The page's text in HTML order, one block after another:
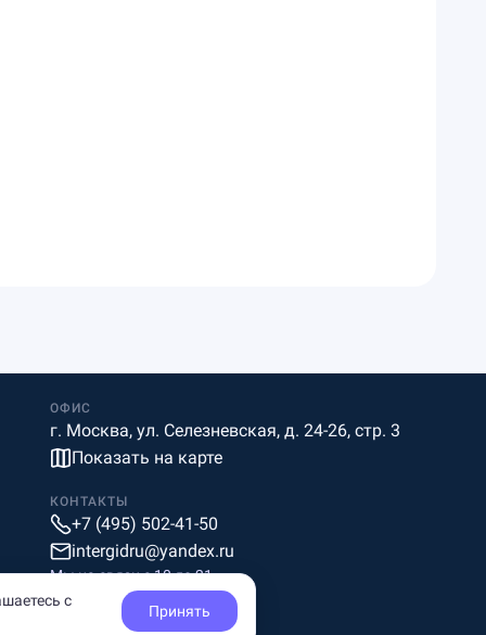
ОФИС
г. Москва, ул. Селезневская, д. 24-26, стр. 3
Показать на карте
КОНТАКТЫ
+7 (495) 502-41-50
intergidru@yandex.ru
Мы на связи c 10 до 21
с
Принять